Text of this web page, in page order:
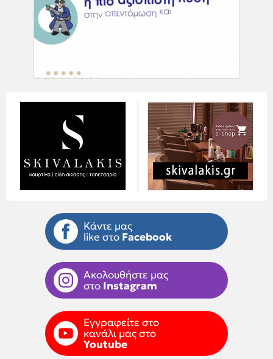
Κάντε μας
like στο Facebook
Ακολουθήστε μας
στο Instagram
Εγγραφείτε στο
κανάλι μας στο
Youtube